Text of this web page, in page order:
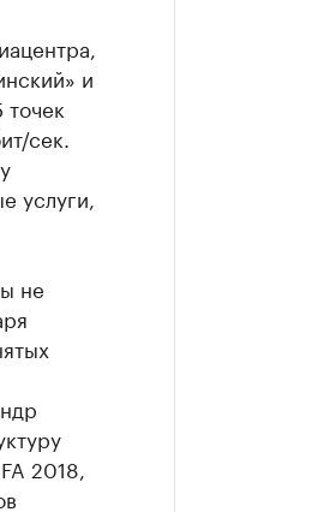
и
сек.
услуги,
не
2018,